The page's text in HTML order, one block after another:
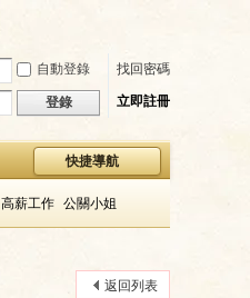
自動登錄 找回密碼
登錄 立即註冊
快捷導航
高薪工作 公關小姐
返回列表